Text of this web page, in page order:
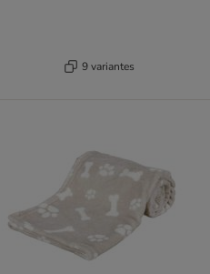
9 variantes